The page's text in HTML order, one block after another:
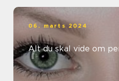
06. marts 2024
Alt du skal vide om